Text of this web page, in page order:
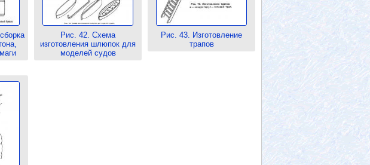
Рис. 42. Схема
изготовления шлюпок для
моделей судов
Рис. 43. Изготовление
трапов